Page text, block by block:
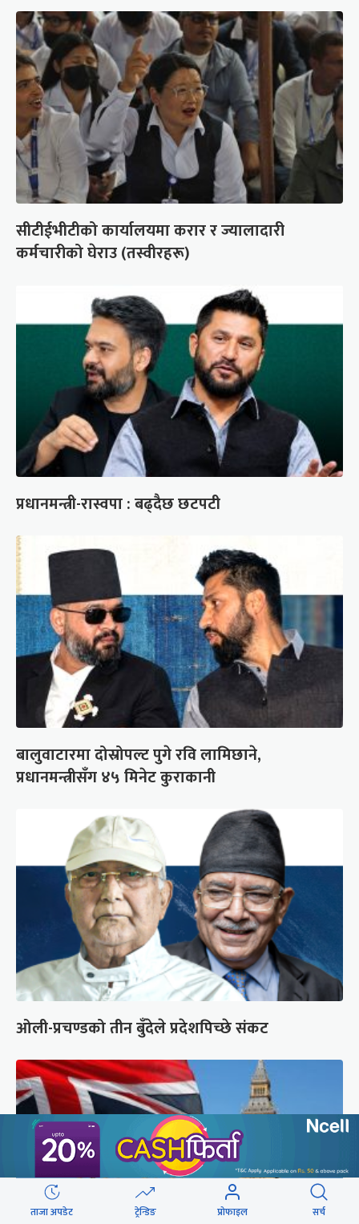
सीटीईभीटीको कार्यालयमा करार र ज्यालादारी
कर्मचारीको घेराउ (तस्वीरहरू)
प्रधानमन्त्री-रास्वपा : बढ्दैछ छटपटी
बालुवाटारमा दोस्रोपल्ट पुगे रवि लामिछाने,
प्रधानमन्त्रीसँग ४५ मिनेट कुराकानी
ओली-प्रचण्डको तीन बुँदेले प्रदेशपिच्छे संकट
ताजा अपडेट ट्रेन्डिङ प्रोफाइल सर्च